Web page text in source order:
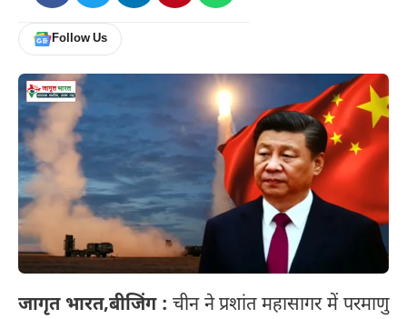
Follow Us
जागृत भारत,बीजिंग : चीन ने प्रशांत महासागर में परमाणु